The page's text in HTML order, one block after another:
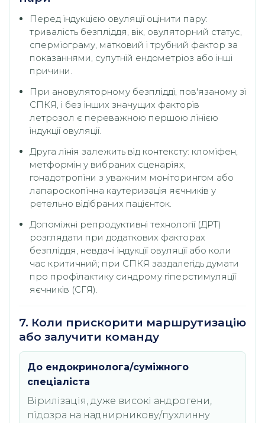
Перед індукцією овуляції оцінити пару:
тривалість безпліддя, вік, овуляторний статус,
сперміограму, матковий і трубний фактор за
показаннями, супутній ендометріоз або інші
причини.
При ановуляторному безплідді, пов'язаному зі
СПКЯ, і без інших значущих факторів
летрозол є переважною першою лінією
індукції овуляції.
Друга лінія залежить від контексту: кломіфен,
метформін у вибраних сценаріях,
гонадотропіни з уважним моніторингом або
лапароскопічна каутеризація яєчників у
ретельно відібраних пацієнток.
Допоміжні репродуктивні технології (ДРТ)
розглядати при додаткових факторах
безпліддя, невдачі індукції овуляції або коли
час критичний; при СПКЯ заздалегідь думати
про профілактику синдрому гіперстимуляції
яєчників (СГЯ).
7. Коли прискорити маршрутизацію
або залучити команду
До ендокринолога/суміжного
спеціаліста
Вірилізація, дуже високі андрогени,
підозра на наднирникову/пухлинну